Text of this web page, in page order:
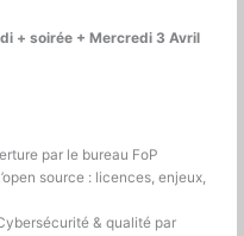
+ soirée + Mercredi 3 Avril
par le bureau FoP
source : licences, enjeux,
& qualité par